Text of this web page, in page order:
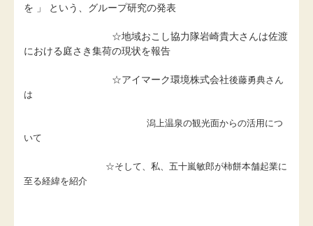
を 」 という、グループ研究の発表
☆地域おこし協力隊岩崎貴大さんは佐渡
における庭さき集荷の現状を報告
☆アイマーク環境株式会社後藤勇典さん
は
潟上温泉の観光面からの活用につ
いて
☆そして、私、五十嵐敏郎が柿餅本舗起業に
至る経緯を紹介